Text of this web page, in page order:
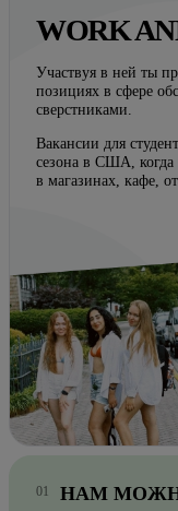
WORK
Участвуя в ней ты
позициях в сфере
сверстниками.
Вакансии для
сезона в США,
в магазинах, кафе,
НАМ